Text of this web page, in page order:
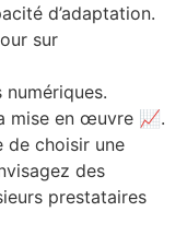
d’adaptation.
sur
mise en œuvre 📈.
de choisir une
des
prestataires